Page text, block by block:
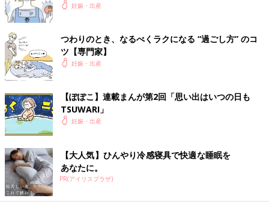
吐いたあとはうがいをする
吐いたあとは後味が悪いうえ、胃酸によって歯がダメージを受け
ることがあります。しっかりうがいをしましょう。
吐いたあとはガムなどをかんで唾液を出す
ガムなどをかむと唾液が出ます。唾液は、胃酸による歯のダメー
ジを防ぎ、修復を促すのに効果的。
食後は横になる
吐きそうで吐かないときは、食後は右を下にして横になるなど、
消化しやすい姿勢を。食べ物が逆流する場合は、左を下にして横
になったり、上体を起こすと吐きにくくなり、つわり症状がマシ
妊娠・出産
つわりのとき、なるべくラクになる “過ごし方” のコ
ツ【専門家】
妊娠・出産
【ぽぽこ】連載まんが第2回「思い出はいつの日も
TSUWARI」
妊娠・出産
【大人気】ひんやり冷感寝具で快適な睡眠を
あなたに。
PR(アイリスプラザ)